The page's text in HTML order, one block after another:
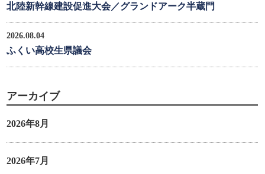
北陸新幹線建設促進大会／グランドアーク半蔵門
2026.08.04
ふくい高校生県議会
アーカイブ
2026年8月
2026年7月